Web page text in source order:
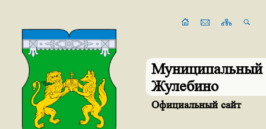
Муниципальный
Жулебино
Официальный сайт